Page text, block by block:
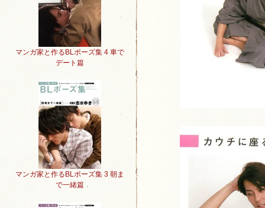
マンガ家と作るBLポーズ集 4 車で
デート篇
マンガ家と作るBLポーズ集 3 朝ま
で一緒篇